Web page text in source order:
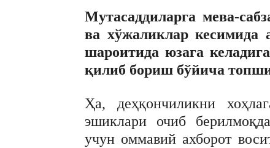
Мутасаддиларга мева-
ва хўжаликлар кесимида
шароитида юзага
қилиб бориш бўйича
Ҳа, деҳқончиликни
эшиклари очиб
учун оммавий ахборот